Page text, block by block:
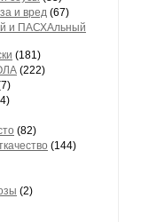
и вред (67)
и ПАСХАльный
(181)
(222)
(82)
(144)
(2)